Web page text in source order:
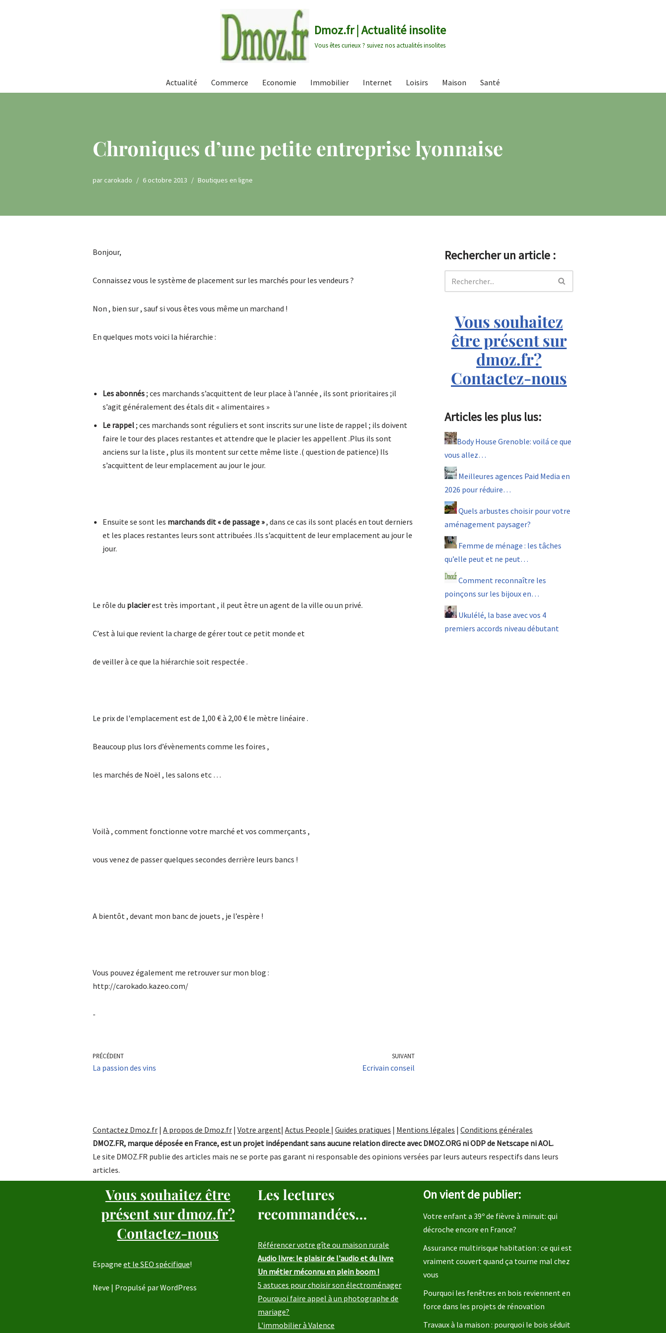
Dmoz.fr | Actualité insolite
Vous êtes curieux ? suivez nos actualités insolites
Actualité Commerce Economie Immobilier Internet Loisirs Maison Santé
Chroniques d’une petite entreprise lyonnaise
par carokado 6 octobre 2013 Boutiques en ligne
Bonjour,
Connaissez vous le système de placement sur les marchés pour les vendeurs ?
Non , bien sur , sauf si vous êtes vous même un marchand !
En quelques mots voici la hiérarchie :
Les abonnés; ces marchands s’acquittent de leur place à l’année , ils sont prioritaires ;il
s’agit généralement des étals dit « alimentaires »
Le rappel; ces marchands sont réguliers et sont inscrits sur une liste de rappel ; ils doivent
faire le tour des places restantes et attendre que le placier les appellent .Plus ils sont
anciens sur la liste , plus ils montent sur cette même liste .( question de patience) Ils
s’acquittent de leur emplacement au jour le jour.
Ensuite se sont les marchands dit « de passage », dans ce cas ils sont placés en tout derniers
et les places restantes leurs sont attribuées .Ils s’acquittent de leur emplacement au jour le
jour.
Le rôle du placierest très important , il peut être un agent de la ville ou un privé.
C’est à lui que revient la charge de gérer tout ce petit monde et
de veiller à ce que la hiérarchie soit respectée .
Le prix de l'emplacement est de 1,00 € à 2,00 € le mètre linéaire .
Beaucoup plus lors d’évènements comme les foires ,
les marchés de Noël , les salons etc …
Voilà , comment fonctionne votre marché et vos commerçants ,
vous venez de passer quelques secondes derrière leurs bancs !
A bientôt , devant mon banc de jouets , je l’espère !
Vous pouvez également me retrouver sur mon blog :
http://carokado.kazeo.com/
-
PRÉCÉDENT
La passion des vins
SUIVANT
Ecrivain conseil
Rechercher un article :
Vous souhaitez
être présent sur
dmoz.fr?
Contactez-nous
Articles les plus lus:
Body House Grenoble: voilá ce que
vous allez…
Meilleures agences Paid Media en
2026 pour réduire…
Quels arbustes choisir pour votre
aménagement paysager?
Femme de ménage : les tâches
qu’elle peut et ne peut…
Comment reconnaître les
poinçons sur les bijoux en…
Ukulélé, la base avec vos 4
premiers accords niveau débutant
Contactez Dmoz.fr | A propos de Dmoz.fr | Votre argent| Actus People | Guides pratiques | Mentions légales | Conditions générales
DMOZ.FR, marque déposée en France, est un projet indépendant sans aucune relation directe avec DMOZ.ORG ni ODP de Netscape ni AOL.
Le site DMOZ.FR publie des articles mais ne se porte pas garant ni responsable des opinions versées par leurs auteurs respectifs dans leurs
articles.
Vous souhaitez être
présent sur dmoz.fr?
Contactez-nous
Espagne et le SEO spécifique!
Neve | Propulsé parWordPress
Les lectures
recommandées...
Référencer votre gîte ou maison rurale
Audio livre: le plaisir de l'audio et du livre
Un métier méconnu en plein boom !
5 astuces pour choisir son électroménager
Pourquoi faire appel à un photographe de
mariage?
L'immobilier à Valence
On vient de publier:
Votre enfant a 39º de fièvre à minuit: qui
décroche encore en France?
Assurance multirisque habitation : ce qui est
vraiment couvert quand ça tourne mal chez
vous
Pourquoi les fenêtres en bois reviennent en
force dans les projets de rénovation
Travaux à la maison : pourquoi le bois séduit